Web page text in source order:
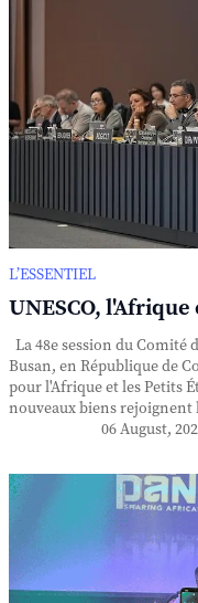
L’ESSENTIEL
UNESCO,
La 48e session du
Busan, en République de
pour l'Afrique et les Petits
nouveaux biens
06 August,